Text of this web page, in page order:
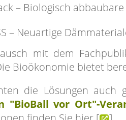
– Biologisch
– Neuartige
mit dem
Bioökonomie bietet
die Lösungen auch
"BioBall vor Ort"-